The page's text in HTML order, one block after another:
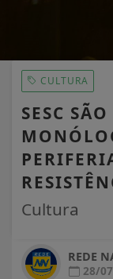
CULTURA
SESC
Cultura
REDE
28/